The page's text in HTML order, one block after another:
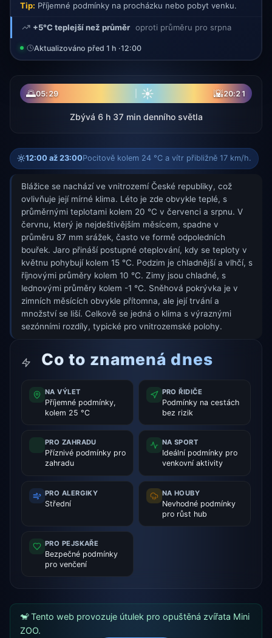
Tip: Příjemné podmínky na procházku nebo pobyt venku.
+5°C teplejší než průměr oproti průměru pro srpna
Aktualizováno před 1 h ·12:00
🌅05:29 ☀ 🌇20:21
Zbývá 6 h 37 min denního světla
12:00 až 23:00Pocitově kolem 24 °C a vítr přibližně 17 km/h.
Blážice se nachází ve vnitrozemí České republiky, což
ovlivňuje její mírné klima. Léto je zde obvykle teplé, s
průměrnými teplotami kolem 20 °C v červenci a srpnu. V
červnu, který je nejdeštivějším měsícem, spadne v
průměru 87 mm srážek, často ve formě odpoledních
bouřek. Jaro přináší postupné oteplování, kdy se teploty v
květnu pohybují kolem 15 °C. Podzim je chladnější a vlhčí, s
říjnovými průměry kolem 10 °C. Zimy jsou chladné, s
lednovými průměry kolem -1 °C. Sněhová pokrývka je v
zimních měsících obvykle přítomna, ale její trvání a
množství se liší. Celkově se jedná o klima s výraznými
sezónními rozdíly, typické pro vnitrozemské polohy.
Co to znamená dnes
NA VÝLET
Příjemné podmínky,
kolem 25 °C
PRO ŘIDIČE
Podmínky na cestách
bez rizik
PRO ZAHRADU
Příznivé podmínky pro
zahradu
NA SPORT
Ideální podmínky pro
venkovní aktivity
PRO ALERGIKY
Střední
NA HOUBY
Nevhodné podmínky
pro růst hub
PRO PEJSKAŘE
Bezpečné podmínky
pro venčení
🐒 Tento web provozuje útulek pro opuštěná zvířata Mini
ZOO.